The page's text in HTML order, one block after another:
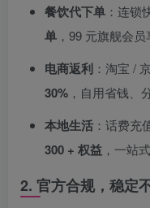
餐饮代下单 ：连锁
单 ，99 元旗舰会
电商返利 ：淘宝 /
30% ，自用省钱、
本地生活 ：话费充
300 + 权益 ，一站
2. 官方合规，稳定